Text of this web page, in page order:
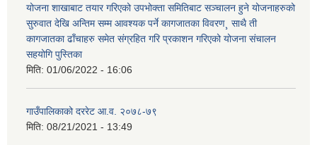
योजना शाखाबाट तयार गरिएको उपभोक्ता समितिबाट सञ्चालन हुने योजनाहरुको
सुरुवात देखि अन्तिम सम्म आवश्यक पर्ने कागजातका विवरण¸ साथै ती
कागजातका ढाँचाहरु समेत संग्रहित गरि प्रकाशन गरिएको योजना संचालन
सहयोगि पुस्तिका
मिति: 01/06/2022 - 16:06
गाउँपालिकाको दररेट आ.व. २०७८-७९
मिति: 08/21/2021 - 13:49